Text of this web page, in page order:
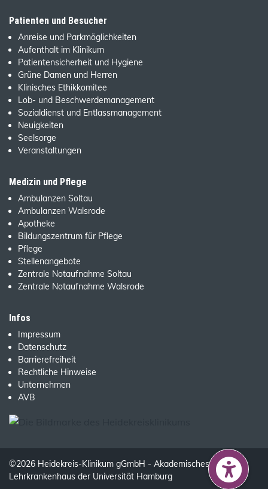
Patienten und Besucher
Anreise und Parkmöglichkeiten
Aufenthalt im Klinikum
Patientensicherheit und Hygiene
Grüne Damen und Herren
Klinisches Ethikkomitee
Lob- und Beschwerdemanagement
Sozialdienst und Entlassmanagement
Neuigkeiten
Seelsorge
Veranstaltungen
Medizin und Pflege
Ambulanzen Soltau
Ambulanzen Walsrode
Apotheke
Bildungszentrum für Pflege
Pflege
Stellenangebote
Zentrale Notaufnahme Soltau
Zentrale Notaufnahme Walsrode
Infos
Impressum
Datenschutz
Barrierefreiheit
Rechtliche Hinweise
Unternehmen
AVB
©2026 Heidekreis-Klinikum gGmbH - Akademisches
Lehrkrankenhaus der Universität Hamburg